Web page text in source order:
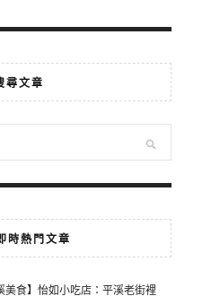
尋文章
時熱門文章
美食】怡如小吃店：平溪老街裡